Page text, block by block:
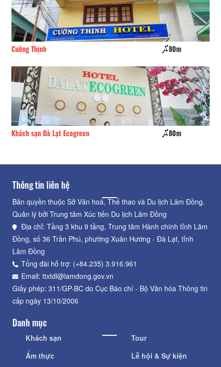
Cường Thịnh 80m
Khách sạn Đà Lạt Ecogreen 80m
Thông tin liên hệ
Bản quyền thuộc Sở Văn hoá, Thể thao và Du lịch Lâm Đồng.
Quản lý bởi Trung tâm Xúc tiến Du lịch Lâm Đồng
Địa chỉ: Tầng 3 khu 9 tầng, Trung tâm Hành chính tỉnh Lâm
Đồng, số 36 Trần Phú, phường Xuân Hương - Đà Lạt, tỉnh
Lâm Đồng
Tổng đài hỗ trợ: (+84.235) 3.916.961
Email: ttxtdl@lamdong.gov.vn
Giấy phép: 311/GP-BC do Cục Báo chí - Bộ Văn hóa Thông tin
cấp ngày 13/10/2006
Danh mục
Khách sạn
Ẩm thực
Tour
Lễ hội & Sự kiện